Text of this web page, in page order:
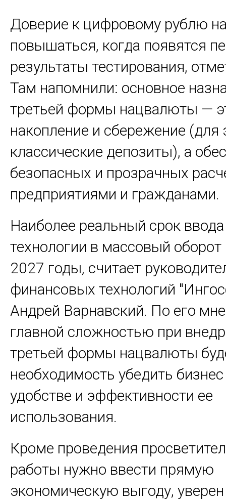
Доверие к цифровому рублю
повышаться, когда появятся
результаты тестирования,
Там напомнили: основное
третьей формы нацвалюты —
накопление и сбережение (для
классические депозиты), а
безопасных и прозрачных
предприятиями и гражданами.
Наиболее реальный срок
технологии в массовый
2027 годы, считает
финансовых технологий
Андрей Варнавский. По его
главной сложностью при
третьей формы нацвалюты
необходимость убедить
удобстве и эффективности ее
использования.
Кроме проведения
работы нужно ввести прямую
экономическую выгоду,